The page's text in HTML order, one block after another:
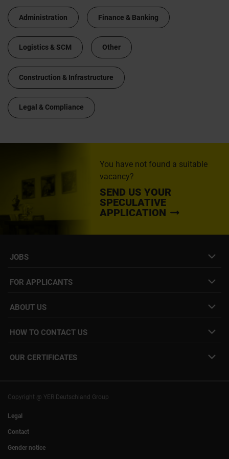
Administration Finance & Banking
Logistics & SCM Other
Construction & Infrastructure
Legal & Compliance
You have not found a suitable
vacancy?
SEND US YOUR
SPECULATIVE
APPLICATION
JOBS
Speculative application
FOR APPLICANTS
Internal Career
ABOUT US
Our locations
Press
HOW TO CONTACT US
+49 (0)89 540210-0
Rostock
OUR CERTIFICATES
Copyright @ YER Deutschland Group
Legal
Contact
Gender notice